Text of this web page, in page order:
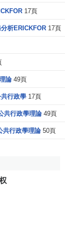
17頁
析ERICKFOR 17頁
論 49頁
行政學 17頁
共行政學理論 49頁
共行政學理論 50頁